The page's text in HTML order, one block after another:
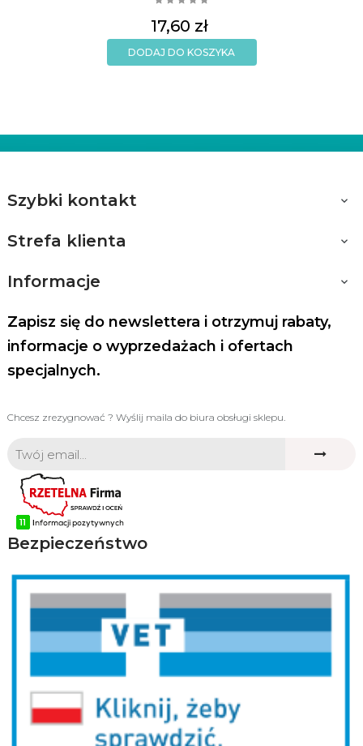
Cena
17,60 zł
DODAJ DO KOSZYKA
Szybki kontakt 
Strefa klienta 
Informacje 
Zapisz się do newslettera i otrzymuj rabaty,
informacje o wyprzedażach i ofertach
specjalnych.
Chcesz zrezygnować ? Wyślij maila do biura obsługi sklepu.
Bezpieczeństwo